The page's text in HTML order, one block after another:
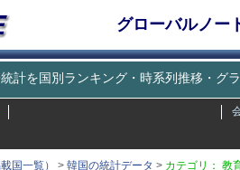
グローバルノー
計を国別ランキング・時系列推移・
国一覧） > 韓国の統計データ > カテゴリ： 教